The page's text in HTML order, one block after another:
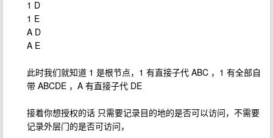
1 D
1 E
A D
A E
此时我们就知道 1 是根节点，1 有直接子代 ABC ，1 有全部自
带 ABCDE ，A 有直接子代 DE
接着你想授权的话 只需要记录目的地的是否可以访问，不需要
记录外层门的是否可访问，